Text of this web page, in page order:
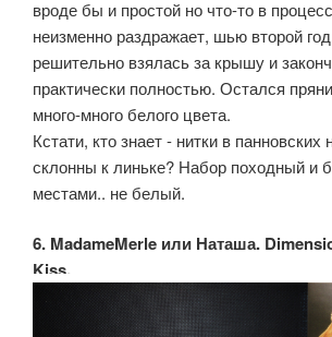
вроде бы и простой но что-то в
неизменно раздражает, шью второй
решительно взялась за крышу и
практически полностью. Остался
много-много белого цвета.
Кстати, кто знает - нитки в панновских
склонны к линьке? Набор походный и
местами.. не белый.
6. MadameMerle или Наташа.
Kiss.